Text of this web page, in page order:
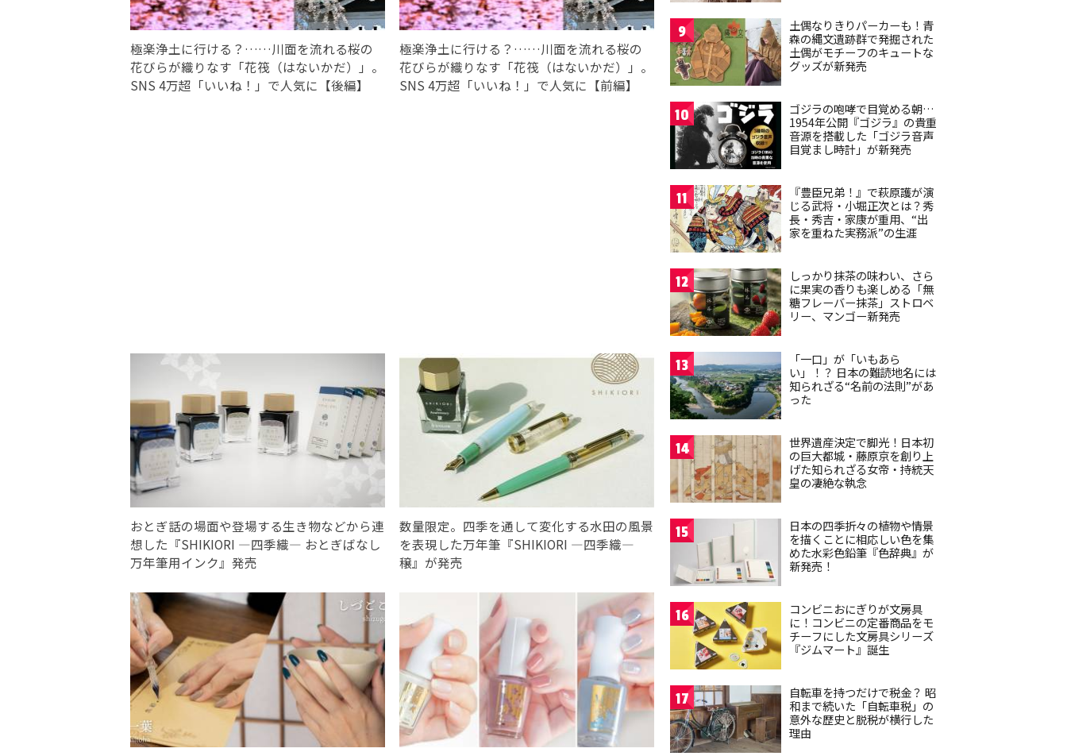
極楽浄土に行ける？……川面を流れる桜の
花びらが織りなす「花筏（はないかだ）」。
SNS 4万超「いいね！」で人気に【後編】
極楽浄土に行ける？……川面を流れる桜の
花びらが織りなす「花筏（はないかだ）」。
SNS 4万超「いいね！」で人気に【前編】
おとぎ話の場面や登場する生き物などから連
想した『SHIKIORI ―四季織― おとぎばなし
万年筆用インク』発売
数量限定。四季を通して変化する水田の風景
を表現した万年筆『SHIKIORI ―四季織―
穣』が発売
9
土偶なりきりパーカーも！青
森の縄文遺跡群で発掘された
土偶がモチーフのキュートな
グッズが新発売
10
ゴジラの咆哮で目覚める朝…
1954年公開『ゴジラ』の貴重
音源を搭載した「ゴジラ音声
目覚まし時計」が新発売
11
『豊臣兄弟！』で萩原護が演
じる武将・小堀正次とは？秀
長・秀吉・家康が重用、“出
家を重ねた実務派”の生涯
12
しっかり抹茶の味わい、さら
に果実の香りも楽しめる「無
糖フレーバー抹茶」ストロベ
リー、マンゴー新発売
13
「一口」が「いもあら
い」！？ 日本の難読地名には
知られざる“名前の法則”があ
った
14
世界遺産決定で脚光！日本初
の巨大都城・藤原京を創り上
げた知られざる女帝・持統天
皇の凄絶な執念
15
日本の四季折々の植物や情景
を描くことに相応しい色を集
めた水彩色鉛筆『色辞典』が
新発売！
16
コンビニおにぎりが文房具
に！コンビニの定番商品をモ
チーフにした文房具シリーズ
『ジムマート』誕生
17
自転車を持つだけで税金？ 昭
和まで続いた「自転車税」の
意外な歴史と脱税が横行した
理由